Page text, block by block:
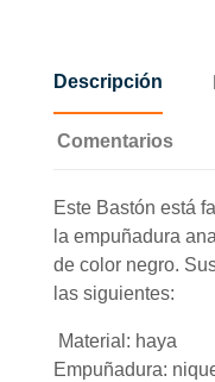
Descripción
Comentarios
Este Bastón está
la empuñadura
de color negro.
las siguientes:
Material: haya
Empuñadura: